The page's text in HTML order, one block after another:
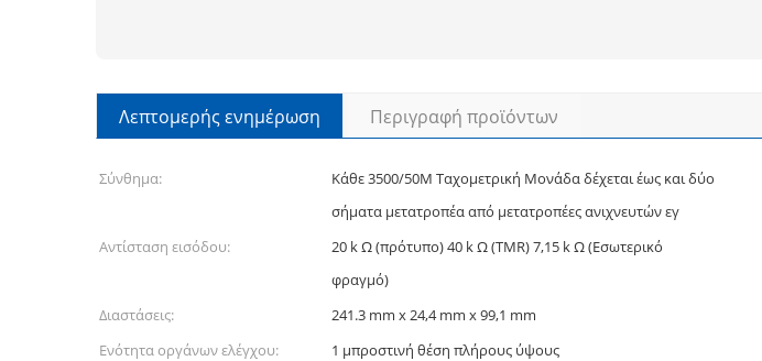
Λεπτομερής ενημέρωση Περιγραφή προϊόντων
Σύνθημα:
Κάθε 3500/50M Ταχομετρική Μονάδα δέχεται έως και δύο
σήματα μετατροπέα από μετατροπέες ανιχνευτών εγ
Αντίσταση εισόδου:
20 k Ω (πρότυπο) 40 k Ω (TMR) 7,15 k Ω (Εσωτερικό
φραγμό)
Διαστάσεις: 241.3 mm x 24,4 mm x 99,1 mm
Ενότητα οργάνων ελέγχου:
1 μπροστινή θέση πλήρους ύψους